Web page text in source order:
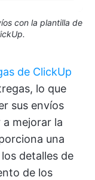
con la plantilla de
de ClickUp
lo que
sus envíos
mejorar la
una
detalles de
de los